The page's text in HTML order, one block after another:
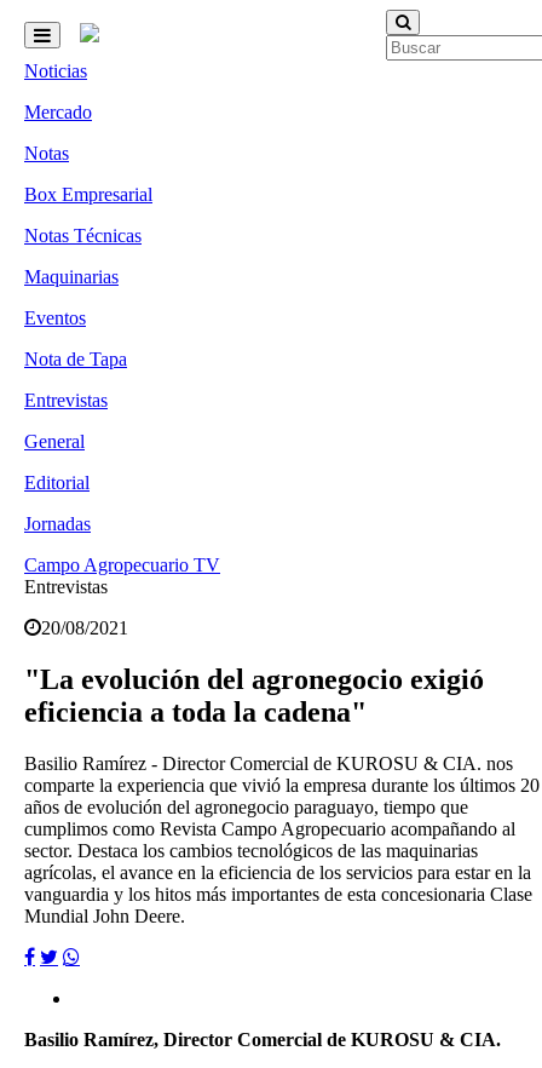
Noticias
Mercado
Notas
Box Empresarial
Notas Técnicas
Maquinarias
Eventos
Nota de Tapa
Entrevistas
General
Editorial
Jornadas
Campo Agropecuario TV
Entrevistas
20/08/2021
"La evolución del agronegocio exigió
eficiencia a toda la cadena"
Basilio Ramírez - Director Comercial de KUROSU & CIA. nos
comparte la experiencia que vivió la empresa durante los últimos 20
años de evolución del agronegocio paraguayo, tiempo que
cumplimos como Revista Campo Agropecuario acompañando al
sector. Destaca los cambios tecnológicos de las maquinarias
agrícolas, el avance en la eficiencia de los servicios para estar en la
vanguardia y los hitos más importantes de esta concesionaria Clase
Mundial John Deere.
Basilio Ramírez, Director Comercial de KUROSU & CIA.